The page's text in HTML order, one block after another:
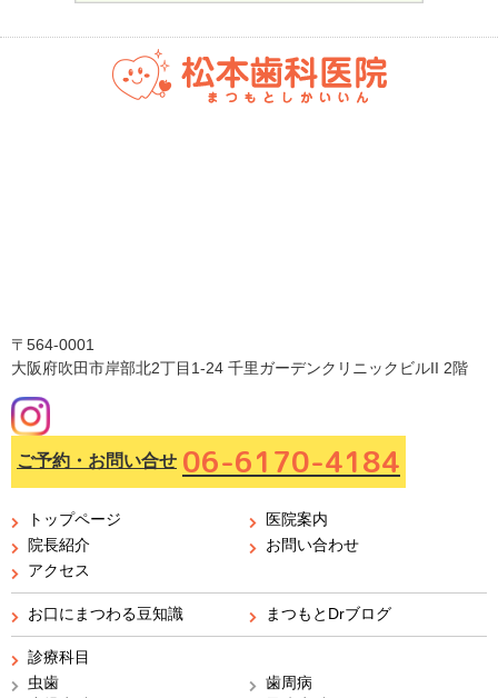
〒564-0001
大阪府吹田市岸部北2丁目1-24 千里ガーデンクリニックビルII 2階
ご予約・お問い合せ 06-6170-4184
トップページ
医院案内
院長紹介
お問い合わせ
アクセス
お口にまつわる豆知識 まつもとDrブログ
診療科目
虫歯
歯周病